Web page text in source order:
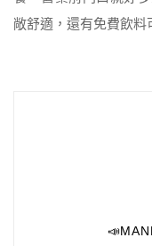
敞舒適，還有免費飲